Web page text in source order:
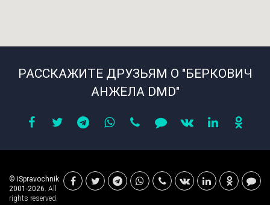
РАССКАЖИТЕ ДРУЗЬЯМ О "БЕРКОВИЧ
АНЖЕЛА DMD"
© iSpravochnik
2001-2026. All
rights reserved.